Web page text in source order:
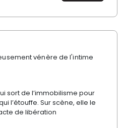
vénère de l'intime
sort de l’immobilisme pour
l’étouffe. Sur scène, elle le
de libération